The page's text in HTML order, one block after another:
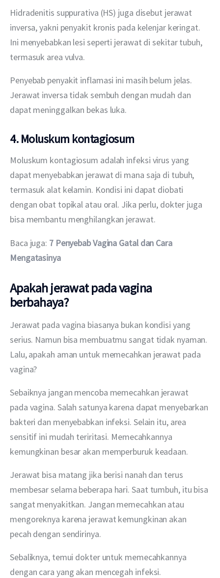
Hidradenitis suppurativa (HS) juga disebut jerawat
inversa, yakni penyakit kronis pada kelenjar keringat.
Ini menyebabkan lesi seperti jerawat di sekitar tubuh,
termasuk area vulva.
Penyebab penyakit inflamasi ini masih belum jelas.
Jerawat inversa tidak sembuh dengan mudah dan
dapat meninggalkan bekas luka.
4. Moluskum kontagiosum
Moluskum kontagiosum adalah infeksi virus yang
dapat menyebabkan jerawat di mana saja di tubuh,
termasuk alat kelamin. Kondisi ini dapat diobati
dengan obat topikal atau oral. Jika perlu, dokter juga
bisa membantu menghilangkan jerawat.
Baca juga: 7 Penyebab Vagina Gatal dan Cara
Mengatasinya
Apakah jerawat pada vagina
berbahaya?
Jerawat pada vagina biasanya bukan kondisi yang
serius. Namun bisa membuatmu sangat tidak nyaman.
Lalu, apakah aman untuk memecahkan jerawat pada
vagina?
Sebaiknya jangan mencoba memecahkan jerawat
pada vagina. Salah satunya karena dapat menyebarkan
bakteri dan menyebabkan infeksi. Selain itu, area
sensitif ini mudah teriritasi. Memecahkannya
kemungkinan besar akan memperburuk keadaan.
Jerawat bisa matang jika berisi nanah dan terus
membesar selama beberapa hari. Saat tumbuh, itu bisa
sangat menyakitkan. Jangan memecahkan atau
mengoreknya karena jerawat kemungkinan akan
pecah dengan sendirinya.
Sebaliknya, temui dokter untuk memecahkannya
dengan cara yang akan mencegah infeksi.